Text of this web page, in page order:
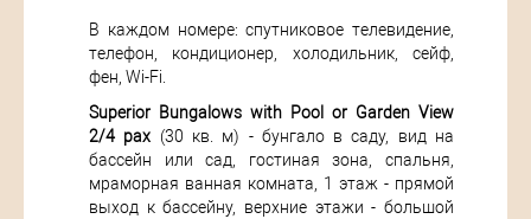
В каждом номере: спутниковое телевидение,
телефон, кондиционер, холодильник, сейф,
фен, Wi-Fi.
Superior Bungalows with Pool or Garden View
2/4 pax (30 кв. м) - бунгало в саду, вид на
бассейн или сад, гостиная зона, спальня,
мраморная ванная комната, 1 этаж - прямой
выход к бассейну, верхние этажи - большой